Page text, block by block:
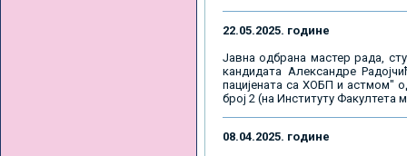
22.05.2025. године
Јавна одбрана мастер рада,
кандидата Александре
пацијената са ХОБП и астмом"
број 2 (на Институту Факултета
08.04.2025. године